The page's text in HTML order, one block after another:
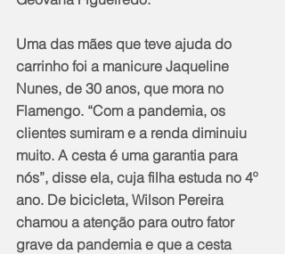
Uma das mães que teve ajuda do
carrinho foi a manicure Jaqueline
Nunes, de 30 anos, que mora no
Flamengo. “Com a pandemia, os
clientes sumiram e a renda diminuiu
muito. A cesta é uma garantia para
nós”, disse ela, cuja filha estuda no 4º
ano. De bicicleta, Wilson Pereira
chamou a atenção para outro fator
grave da pandemia e que a cesta